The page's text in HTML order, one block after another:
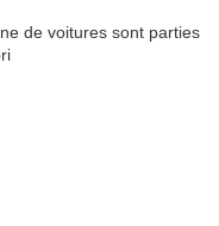
de voitures sont parties